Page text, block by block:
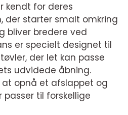
kendt for deres
der starter smalt omkring
bliver bredere ved
er specielt designet til
der let kan passe
udvidede åbning.
at opnå et afslappet og
passer til forskellige